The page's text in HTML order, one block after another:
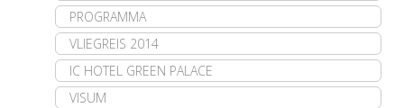
PROGRAMMA
VLIEGREIS 2014
IC HOTEL GREEN PALACE
VISUM